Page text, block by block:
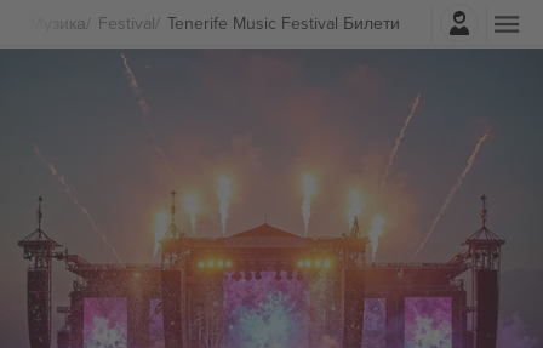
Музика Festival Tenerife Music Festival Билети
Најави се